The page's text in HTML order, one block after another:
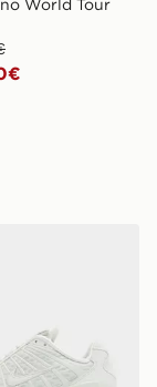
World Tour
TL Junior